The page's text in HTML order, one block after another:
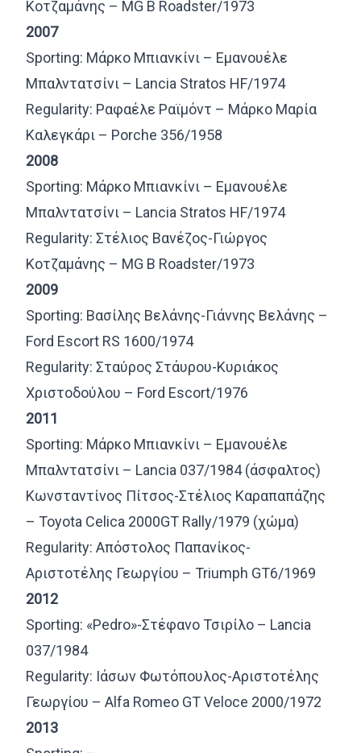
Κοτζαμάνης – MG B Roadster/1973
2007
Sporting: Μάρκο Μπιανκίνι – Εμανουέλε
Μπαλντατσίνι – Lancia Stratos HF/1974
Regularity: Ραφαέλε Ραϊμόντ – Μάρκο Μαρία
Καλεγκάρι – Porche 356/1958
2008
Sporting: Μάρκο Μπιανκίνι – Εμανουέλε
Μπαλντατσίνι – Lancia Stratos HF/1974
Regularity: Στέλιος Βανέζος-Γιώργος
Κοτζαμάνης – MG B Roadster/1973
2009
Sporting: Βασίλης Βελάνης-Γιάννης Βελάνης –
Ford Escort RS 1600/1974
Regularity: Σταύρος Στάυρου-Κυριάκος
Χριστοδούλου – Ford Escort/1976
2011
Sporting: Μάρκο Μπιανκίνι – Εμανουέλε
Μπαλντατσίνι – Lancia 037/1984 (άσφαλτος)
Κωνσταντίνος Πίτσος-Στέλιος Καραπαπάζης
– Toyota Celica 2000GT Rally/1979 (χώμα)
Regularity: Απόστολος Παπανίκος-
Αριστοτέλης Γεωργίου – Triumph GT6/1969
2012
Sporting: «Pedro»-Στέφανο Τσιρίλο – Lancia
037/1984
Regularity: Ιάσων Φωτόπουλος-Αριστοτέλης
Γεωργίου – Alfa Romeo GT Veloce 2000/1972
2013